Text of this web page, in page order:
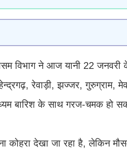
विभाग ने आज यानी 22 जनवरी
रेवाड़ी, झज्जर, गुरुग्राम,
बारिश के साथ गरज-चमक हो
देखा जा रहा है, लेकिन